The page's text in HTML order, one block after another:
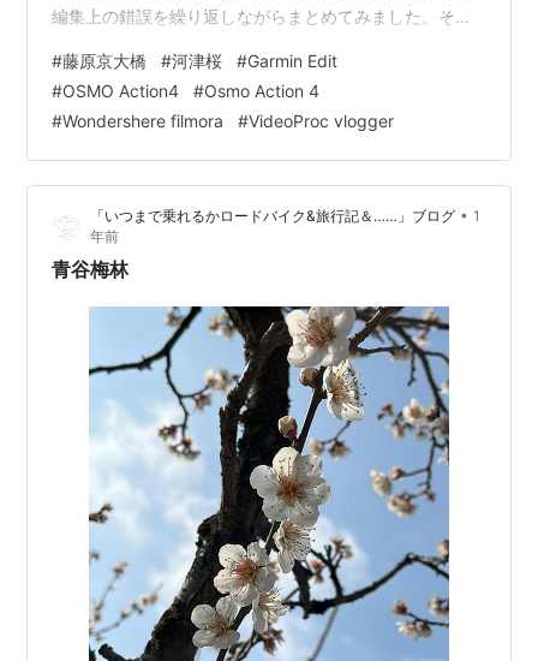
編集上の錯誤を繰り返しながらまとめてみました。その
ろしければ参考にしてください。 ユーチューブへのリン
ク ➡ https://youtu.be/6Ugv1F_YHxM 今回の撮影は 映像
のもとは、osmo action4 を、Ulanzi スーパークランプを
使用して、ロードバイクのステム部分に固定して、4k、
60fps、超…
#藤原京大橋 #河津桜 #Garmin Edit
#OSMO Action4 #Osmo Action 4
#Wondershere filmora #VideoProc vlogger
「いつまで乗れるかロードバイク&旅行記＆……」ブログ • 1
年前
青谷梅林